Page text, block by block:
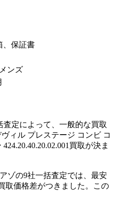
、保証書
ンズ
定によって、一般的な買取
ィル プレステージ コンビ コ
買取が決ま
ゾの9社一括査定では、最安
取価格差がつきました。この